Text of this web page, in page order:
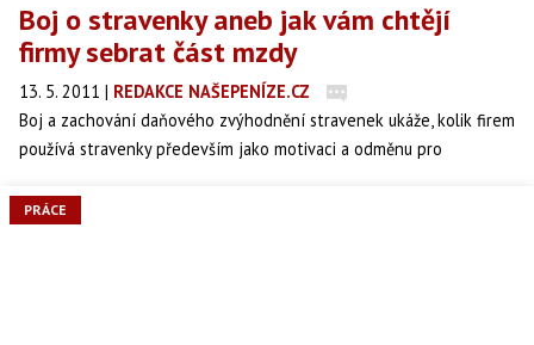
Boj o stravenky aneb jak vám chtějí
firmy sebrat část mzdy
13. 5. 2011 | REDAKCE NAŠEPENÍZE.CZ
Boj a zachování daňového zvýhodnění stravenek ukáže, kolik firem
používá stravenky především jako motivaci a odměnu pro
vlastních daní.
PRÁCE